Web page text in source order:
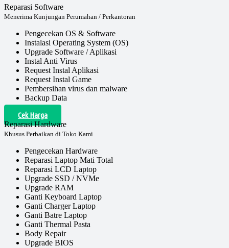
Reparasi Software
Menerima Kunjungan Perumahan / Perkantoran
Pengecekan OS & Software
Instalasi Operating System (OS)
Upgrade Software / Aplikasi
Instal Anti Virus
Request Instal Aplikasi
Request Instal Game
Pembersihan virus dan malware
Backup Data
Cek Harga
Reparasi Hardware
Khusus Perbaikan di Toko Kami
Pengecekan Hardware
Reparasi Laptop Mati Total
Reparasi LCD Laptop
Upgrade SSD / NVMe
Upgrade RAM
Ganti Keyboard Laptop
Ganti Charger Laptop
Ganti Batre Laptop
Ganti Thermal Pasta
Body Repair
Upgrade BIOS